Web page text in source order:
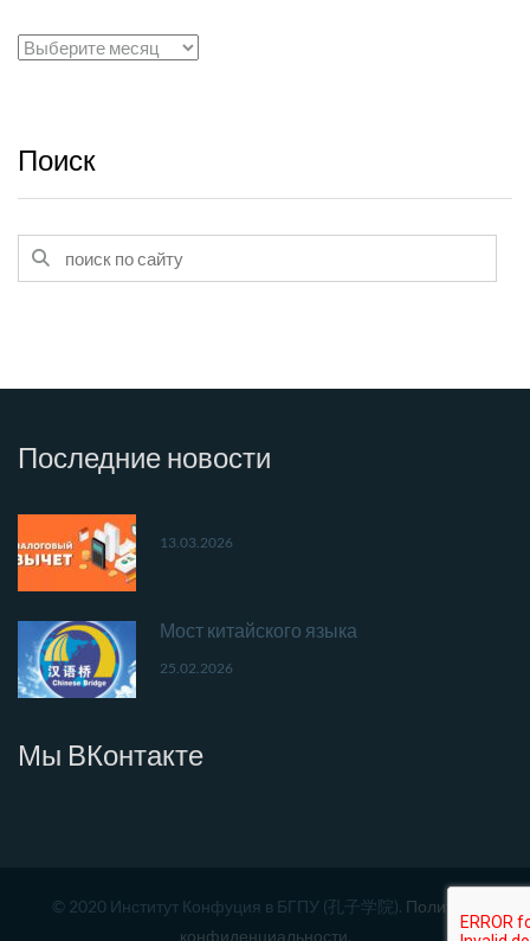
Архивы
Поиск
Последние новости
13.03.2026
Мост китайского языка
25.02.2026
Мы ВКонтакте
© 2020 Институт Конфуция в БГПУ (孔子学院). Политика
конфиденциальности.